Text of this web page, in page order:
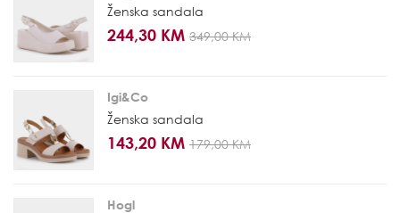
Ženska sandala
244,30 KM 349,00 KM
Igi&Co
Ženska sandala
143,20 KM 179,00 KM
Hogl